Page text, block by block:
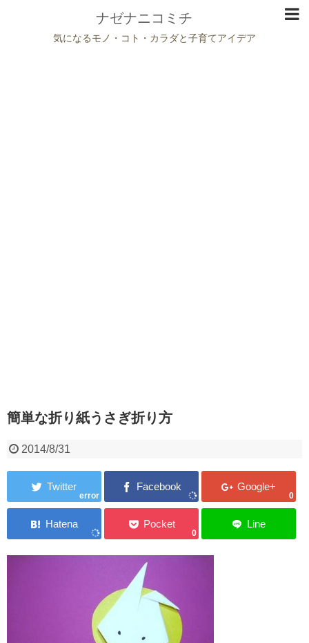
ナゼナニコミチ
気になるモノ・コト・カラダと子育てアイデア
簡単な折り紙うさぎ折り方
2014/8/31
error 0
0